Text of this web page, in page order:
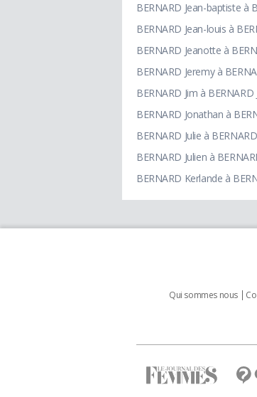
BERNARD Jean-baptiste à
BERNARD Jean-louis à
BERNARD Jeanotte à
BERNARD Jeremy à
BERNARD Jim à
BERNARD Jonathan à
BERNARD Julie à
BERNARD Julien à
BERNARD Kerlande à
Qui sommes nous